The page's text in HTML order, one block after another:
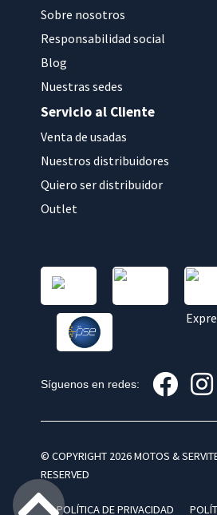
Sobre nosotros
Responsabilidad social
Blog
Nuestras sedes
Servicio al Cliente
Venta de usadas
Nuestros distribuidores
Quiero ser distribuidor
Outlet
Síguenos en redes:
© COPYRIGHT 2026 MOTOS &
RESERVED
POLÍTICA DE PRIVACIDAD